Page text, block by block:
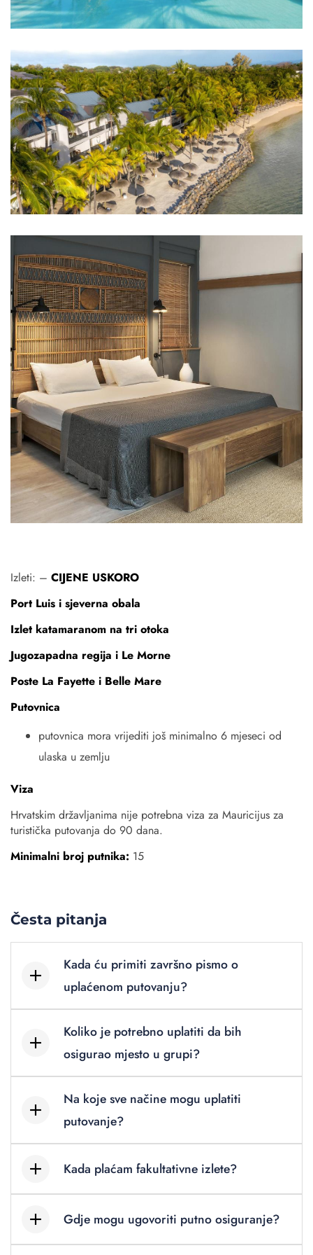
Izleti: – CIJENE USKORO
Port Luis i sjeverna obala
Izlet katamaranom na tri otoka
Jugozapadna regija i Le Morne
Poste La Fayette i Belle Mare
Putovnica
putovnica mora vrijediti još minimalno 6 mjeseci od
ulaska u zemlju
Viza
Hrvatskim državljanima nije potrebna viza za Mauricijus za
turistička putovanja do 90 dana.
Minimalni broj putnika: 15
Česta pitanja
Kada ću primiti završno pismo o
uplaćenom putovanju?
Koliko je potrebno uplatiti da bih
osigurao mjesto u grupi?
Na koje sve načine mogu uplatiti
putovanje?
Kada plaćam fakultativne izlete?
Gdje mogu ugovoriti putno osiguranje?